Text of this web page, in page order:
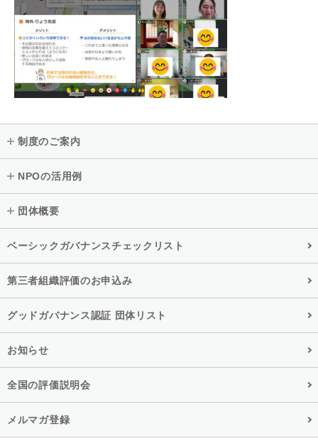
制度のご案内
NPOの活用例
団体概要
ベーシックガバナンスチェックリスト
第三者組織評価のお申込み
グッドガバナンス認証 団体リスト
お知らせ
全国の評価説明会
メルマガ登録